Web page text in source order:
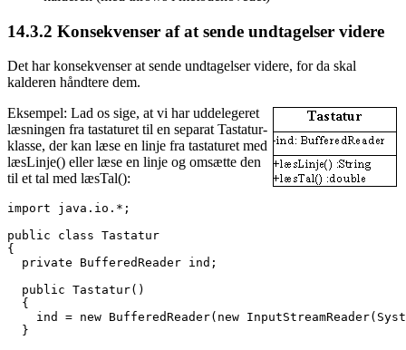
14.3.2 Konsekvenser af at sende undtagelser videre
Det har konsekvenser at sende undtagelser videre, for da skal
kalderen håndtere dem.
Eksempel: Lad os sige, at vi har uddelegeret
læsningen fra tastaturet til en separat Tastatur-
klasse, der kan læse en linje fra tastaturet med
læsLinje() eller læse en linje og omsætte den
til et tal med læsTal():
import java.io.*;
public class Tastatur
{
  private BufferedReader ind;
  public Tastatur()
  {
ind = new BufferedReader(new
  }